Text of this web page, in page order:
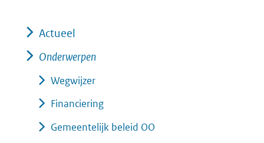
(verwijst
naar
andere
website)
venster)
(verwijst
een
andere
website)
Actueel
Onderwerpen
Wegwijzer
Financiering
Gemeentelijk beleid OO